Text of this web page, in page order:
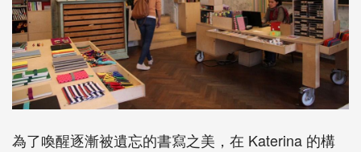
為了喚醒逐漸被遺忘的書寫之美，在 Katerina 的構